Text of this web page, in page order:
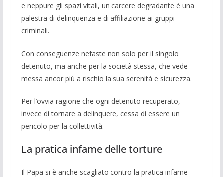
e neppure gli spazi vitali, un carcere de­gradante è una
palestra di delinquenza e di affiliazione ai gruppi
criminali.
Con conseguenze nefaste non solo per il sin­golo
detenuto, ma anche per la so­cietà stessa, che vede
messa ancor più a ri­schio la sua serenità e sicurezza.
Per l’ovvia ragione che ogni detenuto recuperato,
invece di tornare a delinque­re, cessa di essere un
pericolo per la col­lettività.
La pratica infame delle torture
Il Papa si è anche scagliato contro la pratica infame